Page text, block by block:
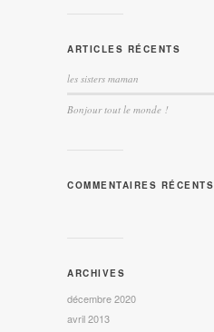
ARTICLES RÉCENTS
les sisters maman
Bonjour tout le monde !
COMMENTAIRES RÉCENTS
ARCHIVES
décembre 2020
avril 2013